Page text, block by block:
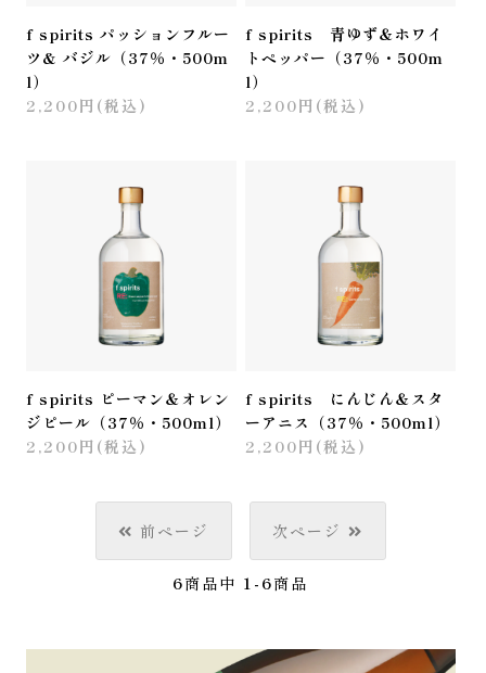
f spirits パッションフルー
ツ& バジル（37％・500m
l）
2,200円(税込)
f spirits 青ゆず＆ホワイ
トペッパー（37％・500m
l）
2,200円(税込)
f spirits ピーマン＆オレン
ジピール（37％・500ml）
2,200円(税込)
f spirits にんじん＆スタ
ーアニス（37％・500ml）
2,200円(税込)
前ページ 次ページ
6商品中 1-6商品